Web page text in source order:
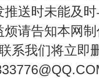
送时未能及
请告知本网
系我们将立即